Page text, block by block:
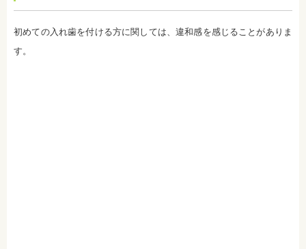
歯学博士（口腔外科学）
日本大学歯学部非常勤講師
社会福祉法人富士白苑理事
初めての入れ歯を付ける方に関しては、違和感を感じることがありま
す。